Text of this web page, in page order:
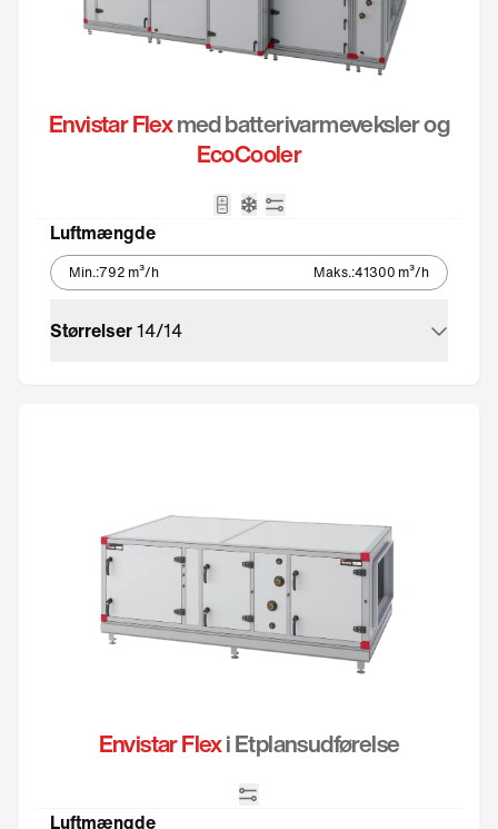
Envistar Flexmed batterivarmeveksler og
EcoCooler
Luftmængde
Min.:792 m³/h Maks.:41300 m³/h
Størrelser14/14
Envistar Flexi Etplansudførelse
Luftmængde